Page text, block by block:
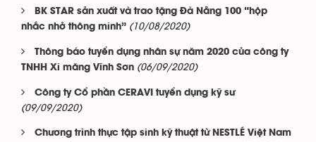
BK STAR sản xuất và trao tặng Đà Nẵng 100 “hộp
nhắc nhở thông minh” (10/08/2020)
Thông báo tuyển dụng nhân sự năm 2020 của công ty
TNHH Xi măng Vĩnh Sơn (06/09/2020)
Công ty Cổ phần CERAVI tuyển dụng kỹ sư
(09/09/2020)
Chương trình thực tập sinh kỹ thuật từ NESTLÉ Việt Nam